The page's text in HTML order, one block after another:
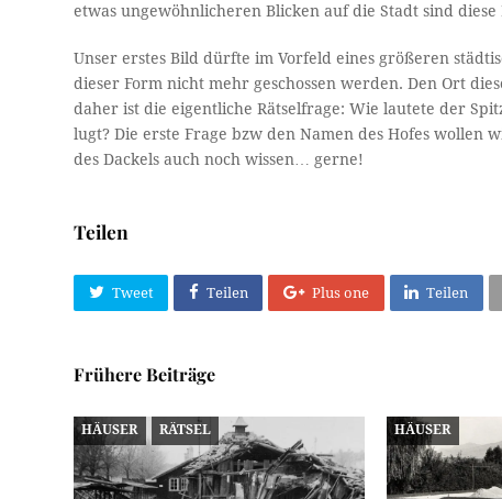
etwas ungewöhnlicheren Blicken auf die Stadt sind
Unser erstes Bild dürfte im Vorfeld eines größeren
dieser Form nicht mehr geschossen werden. Den Ort
daher ist die eigentliche Rätselfrage: Wie lautete der
lugt? Die erste Frage bzw den Namen des Hofes
des Dackels auch noch wissen… gerne!
Teilen
Tweet Teilen Plus one Teilen
Frühere Beiträge
HÄUSER RÄTSEL HÄUSER